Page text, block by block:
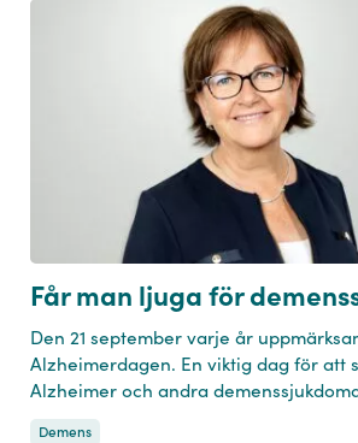
Får man ljuga för
Den 21 september varje år
Alzheimerdagen. En viktig dag för att
Alzheimer och andra
Demens